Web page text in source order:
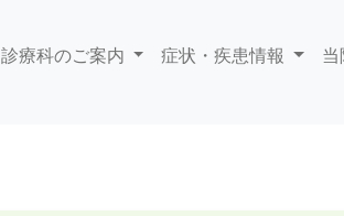
診療科のご案内 症状・疾患情報 当